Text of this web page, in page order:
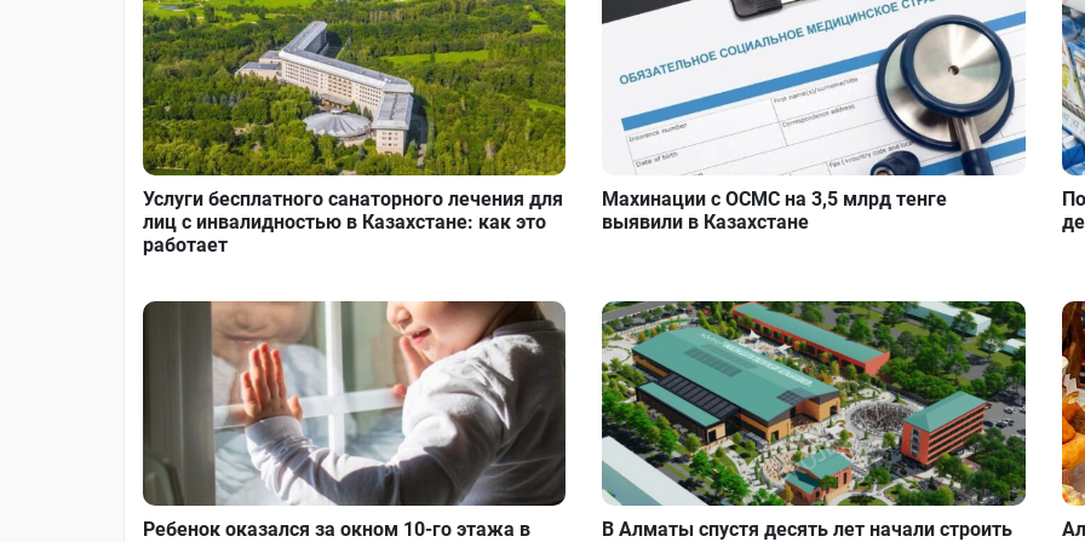
Услуги бесплатного санаторного лечения для
лиц с инвалидностью в Казахстане: как это
работает
Махинации с ОСМС на 3,5 млрд тенге
выявили в Казахстане
Ребенок оказался за окном 10-го этажа в
В Алматы спустя десять лет начали строить